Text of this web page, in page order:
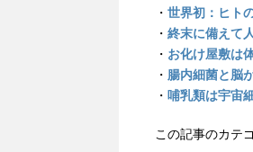
・ 世界初：ヒト
・ 終末に備えて
・ お化け屋敷は
・ 腸内細菌と脳
・ 哺乳類は宇宙
この記事のカテ